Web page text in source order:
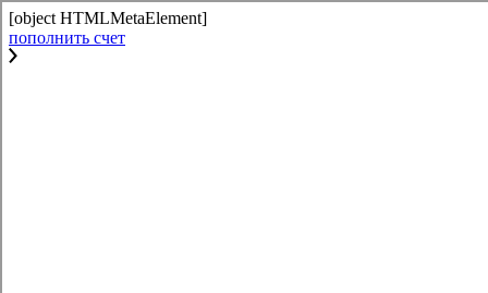
[object HTMLMetaElement]
пополнить счет